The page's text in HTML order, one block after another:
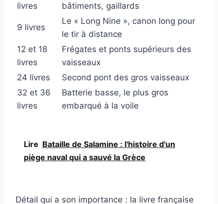
livres
bâtiments, gaillards
9 livres
Le « Long Nine », canon long pour
le tir à distance
12 et 18
livres
Frégates et ponts supérieurs des
vaisseaux
24 livres
Second pont des gros vaisseaux
32 et 36
livres
Batterie basse, le plus gros
embarqué à la voile
Lire Bataille de Salamine : l'histoire d'un
piège naval qui a sauvé la Grèce
Détail qui a son importance : la livre française